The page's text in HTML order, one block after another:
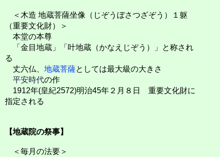
＜木造 地蔵菩薩坐像（じぞうぼさつざぞう）１躯
（重要文化財）＞
本堂の本尊
「金目地蔵」「叶地蔵（かなえじぞう）」と称され
る
丈六仏、 地蔵菩薩としては最大級の大きさ
平安時代の作
1912年(皇紀2572)明治45年２月８日 重要文化財に
指定される
【地蔵院の祭事】
＜毎月の法要＞